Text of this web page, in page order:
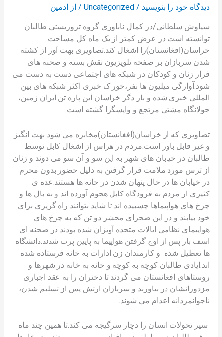
دیدگاه‌ خود را بنویسید /
Uncategorized/ از ادمین
سیاوش سلطانی/در کمال ناباوری گروه تروریستی طالبان
توانسته است در عرض کمتر از یک ماه کل مساحت
خراسان(افغانستان)را اشغال کند.تصاویری بهت آور از کشته
شدن سربازان بر صفحه تلویزیون نقش بسته و صحنه های
فرار زنان و کودکان در شبکه های اجتماعی دست به دست می
شود.آوارگی میلیون ها نفر،خوراک خبری اکثر شبکه های بین
المللی خبری شده و بار دگر خراسان این پاره تن ایران زمین،
جولانگاه مشتی مرتجع و واپسگرا گشته است.
تصاویری که از خراسان(افغانستان)مخابره می شود بهت انگیز
و غیر قابل باور است.مردم در هراس از اشغال کابل توسط
طالبان در خیابان های شهر به این سو و آن سو می دوند و زنان
از ترس مورد ملامت قرار گرفتن به دلیل حضور بدون محرم
در خیابان ها در حال پنهان شدن در خانه ها هستند.عده ی
کثیری از مردم به فرودگاه کابل هجوم آورده اند و به بال ها و
چرخ های هواپیماها چسبیده اند تا شاید بتوانند راه گریزی برای
خود بیابند و در این صحرای محشر دو تن که به چرخ های
هواپیمای نظامی ایالات متحده آویزان شده بودند در صحنه ای
اسف بار پس از اوج گرفتن هواپیما به پایین پرت شدند.دانشگاه
ها تعطیل شده و کارمندان زن ادارات به خانه فرستاده شده
اند.ایادی طالبان کوچه به کوچه و خانه به خانه در شهرها و
روستاهای افغانستان می گردند تا دختران را به عقد اجباری
مزدورانشان در بیاورند و سربازان ارتش پس از تسلیم شدن،
ناجوانمردانه اعدام می شوند.
سیر تحولات انسان را دچار سرگیجه می کند.تا همین چند ماه